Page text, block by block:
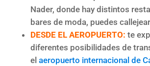
Nader, donde hay distintos
bares de moda, puedes callejear
DESDE EL AEROPUERTO: te
diferentes posibilidades de
el aeropuerto internacional de